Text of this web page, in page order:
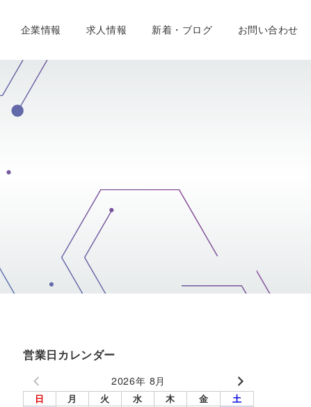
企業情報 求人情報 新着・ブログ お問い合わせ
営業日カレンダー
2026年 8月
日 月 火 水 木 金 土